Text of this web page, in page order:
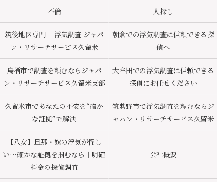
不倫 人探し
筑後地区専門 浮気調査 ジャパ
ン・リサーチサービス久留米
朝倉での浮気調査は信頼できる探
偵へ
鳥栖市で調査を頼むならジャパ
ン・リサーチサービス久留米支部
大牟田での浮気調査は信頼できる
探偵にお任せください
久留米市であなたの不安を“確か
な証拠”で解決
筑紫野市で浮気調査を頼むならジ
ャパン・リサーチサービス久留米
【八女】旦那・嫁の浮気が怪し
い…確かな証拠を掴むなら｜明確
料金の探偵調査
会社概要